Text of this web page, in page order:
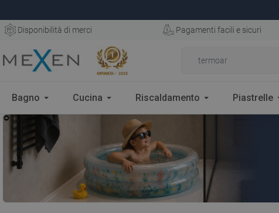
Disponibilità di merci Pagamenti facili e sicuri
Bagno Cucina Riscaldamento Piastrelle